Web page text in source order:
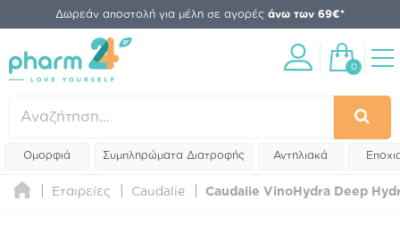
Δωρεάν αποστολή για μέλη σε αγορές άνω των 69€*
0
Ομορφιά Συμπληρώματα Διατροφής Αντηλιακά
Εταιρείες Caudalie Caudalie VinoHydra Deep